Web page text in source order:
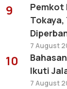
9
Pemkot
Tokaya,
7 August
10
Ikuti
7 August